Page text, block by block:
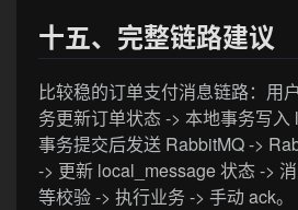
十五、完整链路建议
比较稳的订单支付消息链路：用
务更新订单状态 -> 本地事务写入
事务提交后发送 RabbitMQ ->
-> 更新 local_message 状态 ->
等校验 -> 执行业务 -> 手动 ack。